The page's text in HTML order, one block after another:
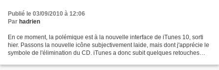
Publié le 03/09/2010 à 12:06
Par hadrien
En ce moment, la polémique est à la nouvelle interface de iTunes 10, sorti
hier. Passons la nouvelle icône subjectivement laide, mais dont j'apprécie le
symbole de l'élimination du CD. iTunes a donc subit quelques retouches